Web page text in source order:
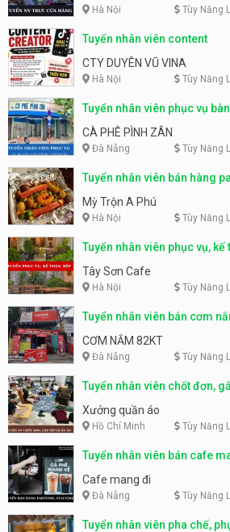
Hà Nội Tùy Năng
Tuyển nhân viên content
CTY DUYÊN VŨ VINA
Hà Nội Tùy Năng
Tuyển nhân viên phục vụ
CÀ PHÊ PÌNH ZÂN
Đà Nẵng Tùy Năng
Tuyển nhân viên bán hàng
Mỳ Trộn A Phú
Hà Nội Tùy Năng
Tuyển nhân viên phục vụ, kế
Tây Sơn Cafe
Hà Nội Tùy Năng
Tuyển nhân viên bán cơm
CƠM NẮM 82KT
Đà Nẵng Tùy Năng
Tuyển nhân viên chốt đơn,
Xưởng quần áo
Hồ Chí Minh Tùy Năng
Tuyển nhân viên bán cafe
Cafe mang đi
Đà Nẵng Tùy Năng
Tuyển nhân viên pha chế,